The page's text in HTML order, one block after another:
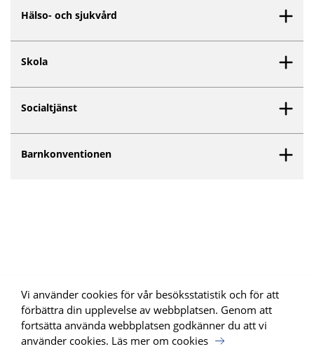
Hälso- och sjukvård
Skola
Socialtjänst
Barnkonventionen
Inget innehåll matchar dina valda filter.
Vi använder cookies för vår besöksstatistik och för att
förbättra din upplevelse av webbplatsen. Genom att
fortsätta använda webbplatsen godkänner du att vi
använder cookies. Läs mer om cookies